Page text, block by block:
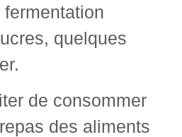
quelques
de consommer
des aliments